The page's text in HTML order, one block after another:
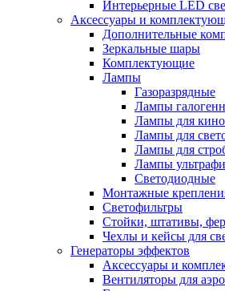
Интерьерные LED
Аксессуары и
Дополнительные
Зеркальные шары
Комплектующие
Лампы
Газоразрядные
Лампы
Лампы для
Лампы для
Лампы для
Лампы
Светодиодные
Монтажные
Светофильтры
Стойки, штативы,
Чехлы и кейсы для
Генераторы эффектов
Аксессуары и
Вентиляторы для